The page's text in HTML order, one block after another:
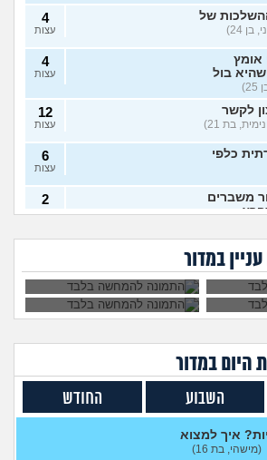
של
בן 24)
4
עצות
אומץ
בול
4
עצות
לקשר
בת 21)
12
עצות
כלפי
6
עצות
משברים
2
מדאיג
2
על
5
טס
זה שאני
זמנים
במדור
מה קורה אם עוברים
בלילה?
במדינת ישראל? אבל
באמת?
היוםבמדור
השבוע החודש
איך למצוא
(מישהי, בת 16)